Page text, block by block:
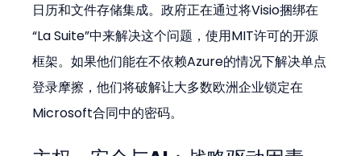
日历和文件存储集成。政府正在通过将Visio捆绑在
“La Suite”中来解决这个问题，使用MIT许可的开源
框架。如果他们能在不依赖Azure的情况下解决单点
登录摩擦，他们将破解让大多数欧洲企业锁定在
Microsoft合同中的密码。